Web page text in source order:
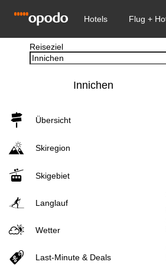
Reiseziel
Innichen
Übersicht
Skiregion
Skigebiet
Langlauf
Wetter
Last-Minute & Deals